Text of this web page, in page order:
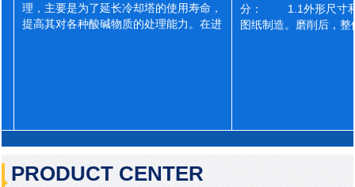
理，主要是为了延长冷却塔的使用寿命，
提高其对各种酸碱物质的处理能力。在进
分： 1.1外形尺寸和
图纸制造。磨削后，
PRODUCT CENTER